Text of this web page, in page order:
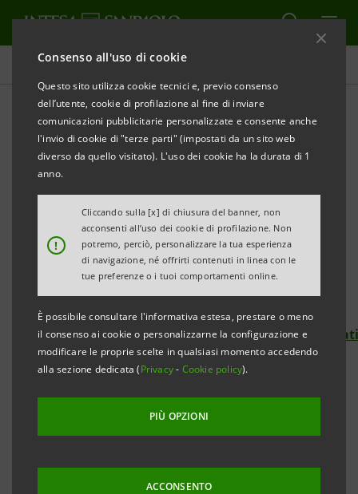
Consenso all'uso di cookie
Questo sito utilizza cookie tecnici e, previo consenso
dell’utente, cookie di profilazione al fine di inviare
comunicazioni pubblicitarie personalizzate e consente anche
l'invio di cookie di "terze parti" (impostati da un sito web
diverso da quello visitato). L'uso dei cookie ha la durata di 1
anno.
!
Cliccando sulla [x] di chiusura del banner, non
acconsenti all’uso dei cookie di profilazione. Non
potremo, perciò, personalizzare la tua esperienza
di navigazione, né offrirti contenuti in linea con le
tue preferenze o i tuoi comportamenti online.
È possibile consultare l'informativa estesa, prestare o meno
il consenso ai cookie o personalizzarne la configurazione e
modificare le proprie scelte in qualsiasi momento accedendo
alla sezione dedicata (Privacy- Cookie policy).
PIÙ OPZIONI
ACCONSENTO
Comunicati stampa
STAMPA AGGIORNA
INTESA SANPAOLO SOSTIENE LA RACCOLTA FONDI
“CENTRO HYGGE: ARMONIA E CURA”
DI BORGO RUBENS
Obiettivo: 100mila euro entro fine aprile
Si può donare sulla piattaforma di raccolta fondi
For Funding
https://www.forfunding.intesasanpaolo.com/
ISP/nav/progetto/centro-hygge
Un luogo dedicato sulle colline torinesi per
circa 50 adolescenti e giovani adulti con fragilità
socializzazione, supporto e ascolto.